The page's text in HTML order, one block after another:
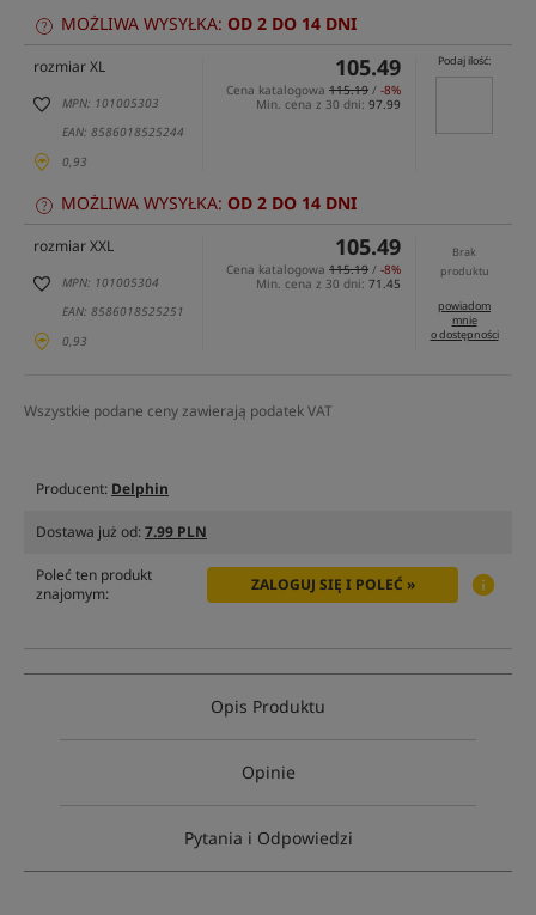
MOŻLIWA WYSYŁKA: OD 2 DO 14 DNI
rozmiar XL
MPN: 101005303
EAN: 8586018525244
0,93
105.49
Cena katalogowa 115.19 / -8%
Min. cena z 30 dni: 97.99
Podaj ilość:
MOŻLIWA WYSYŁKA: OD 2 DO 14 DNI
rozmiar XXL
MPN: 101005304
EAN: 8586018525251
0,93
105.49
Cena katalogowa 115.19 / -8%
Min. cena z 30 dni: 71.45
Brak
produktu
powiadom
mnie
o dostępności
Wszystkie podane ceny zawierają podatek VAT
Producent: Delphin
Dostawa już od:7.99 PLN
Poleć ten produkt
znajomym:
ZALOGUJ SIĘ I POLEĆ »
Opis Produktu
Opinie
Pytania i Odpowiedzi